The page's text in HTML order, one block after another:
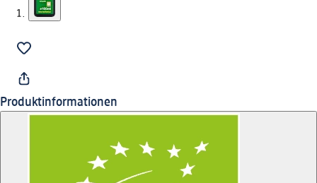
Produktinformationen